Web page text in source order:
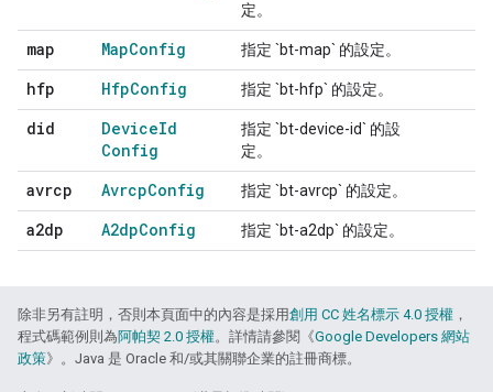
定。
map MapConfig 指定 `bt-map` 的設定。
hfp HfpConfig 指定 `bt-hfp` 的設定。
did DeviceId
Config
指定 `bt-device-id` 的設
定。
avrcp AvrcpConfig 指定 `bt-avrcp` 的設定。
a2dp A2dpConfig 指定 `bt-a2dp` 的設定。
除非另有註明，否則本頁面中的內容是採用創用 CC 姓名標示 4.0 授權 ，
程式碼範例則為阿帕契 2.0 授權。詳情請參閱《Google Developers 網站
政策》。Java 是 Oracle 和/或其關聯企業的註冊商標。